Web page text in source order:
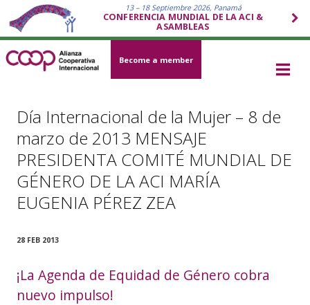
13 – 18 Septiembre 2026, Panamá
CONFERENCIA MUNDIAL DE LA ACI &
ASAMBLEAS
Become a member
Día Internacional de la Mujer – 8 de
marzo de 2013 MENSAJE
PRESIDENTA COMITÉ MUNDIAL DE
GÉNERO DE LA ACI MARÍA
EUGENIA PÉREZ ZEA
28 FEB 2013
¡La Agenda de Equidad de Género cobra
nuevo impulso!